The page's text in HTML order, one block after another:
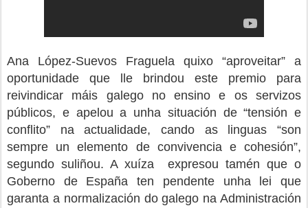
Ana López-Suevos Fraguela quixo “aproveitar” a
oportunidade que lle brindou este premio para
reivindicar máis galego no ensino e os servizos
públicos, e apelou a unha situación de “tensión e
conflito” na actualidade, cando as linguas “son
sempre un elemento de convivencia e cohesión”,
segundo suliñou. A xuíza expresou tamén que o
Goberno de España ten pendente unha lei que
garanta a normalización do galego na Administración